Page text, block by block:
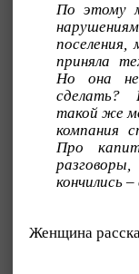
По этому
приняла
Но она
сделать?
такой же
компания
Про
кончились
Женщина